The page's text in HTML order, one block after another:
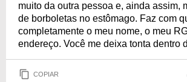
muito da outra pessoa e, ainda assim,
de borboletas no estômago. Faz com
completamente o meu nome, o meu
endereço. Você me deixa tonta dentro
COPIAR